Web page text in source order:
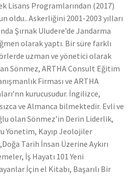
Lisans Programlarından (2017)
oldu.. Askerliğini 2001-2003 yılları
Şırnak Uludere’de Jandarma
olarak yaptı. Bir süre farklı
uzman ve yönetici olarak
Sönmez, ARTHA Consult Eğitim
Firması ve ARTHA
kurucusudur. İngilizce,
ve Almanca bilmektedir. Evli ve
olan Sönmez’in Derin Liderlik,
Yönetim, Kayıp Jeolojiler
Tarih İnsan Üzerine Aykırı
İş Hayatı 101 Yeni
İçin el Kitabı, Başarılı Bir